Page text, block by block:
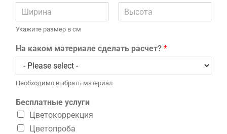
Укажите размер в см
На каком материале сделать расчет? *
Необходимо выбрать материал
Бесплатные услуги
Цветокоррекция
Цветопроба